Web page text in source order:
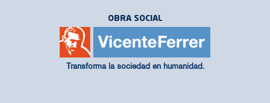
OBRA SOCIAL
Transforma la sociedad en humanidad.